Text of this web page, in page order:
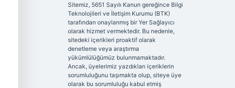
Sitemiz, 5651 Sayılı Kanun gereğince Bilgi
Teknolojileri ve İletişim Kurumu (BTK)
tarafından onaylanmış bir Yer Sağlayıcı
olarak hizmet vermektedir. Bu nedenle,
sitedeki içerikleri proaktif olarak
denetleme veya araştırma
yükümlülüğümüz bulunmamaktadır.
Ancak, üyelerimiz yazdıkları içeriklerin
sorumluluğunu taşımakta olup, siteye üye
olarak bu sorumluluğu kabul etmiş